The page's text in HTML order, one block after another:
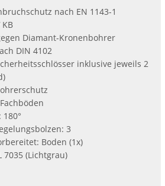
nach EN 1143-1
Diamant-Kronenbohrer
DIN 4102
inklusive jeweils 2
3
Boden (1x)
7035 (Lichtgrau)